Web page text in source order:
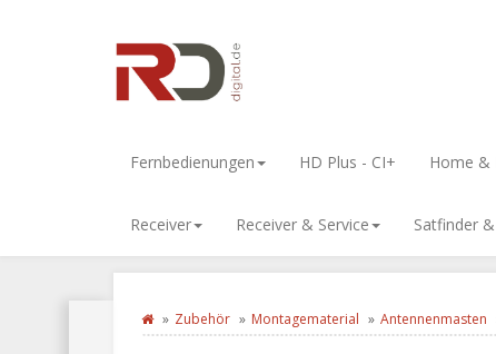
Fernbedienungen HD Plus - CI+ Home &
Receiver Receiver & Service Satfinder
Zubehör Montagematerial Antennenmasten